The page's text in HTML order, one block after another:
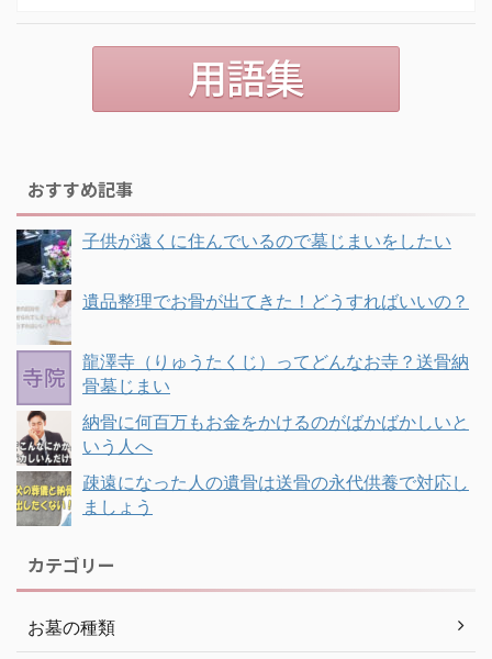
おすすめ記事
子供が遠くに住んでいるので墓じまいをしたい
遺品整理でお骨が出てきた！どうすればいいの？
龍澤寺（りゅうたくじ）ってどんなお寺？送骨納
骨墓じまい
納骨に何百万もお金をかけるのがばかばかしいと
いう人へ
疎遠になった人の遺骨は送骨の永代供養で対応し
ましょう
カテゴリー
お墓の種類